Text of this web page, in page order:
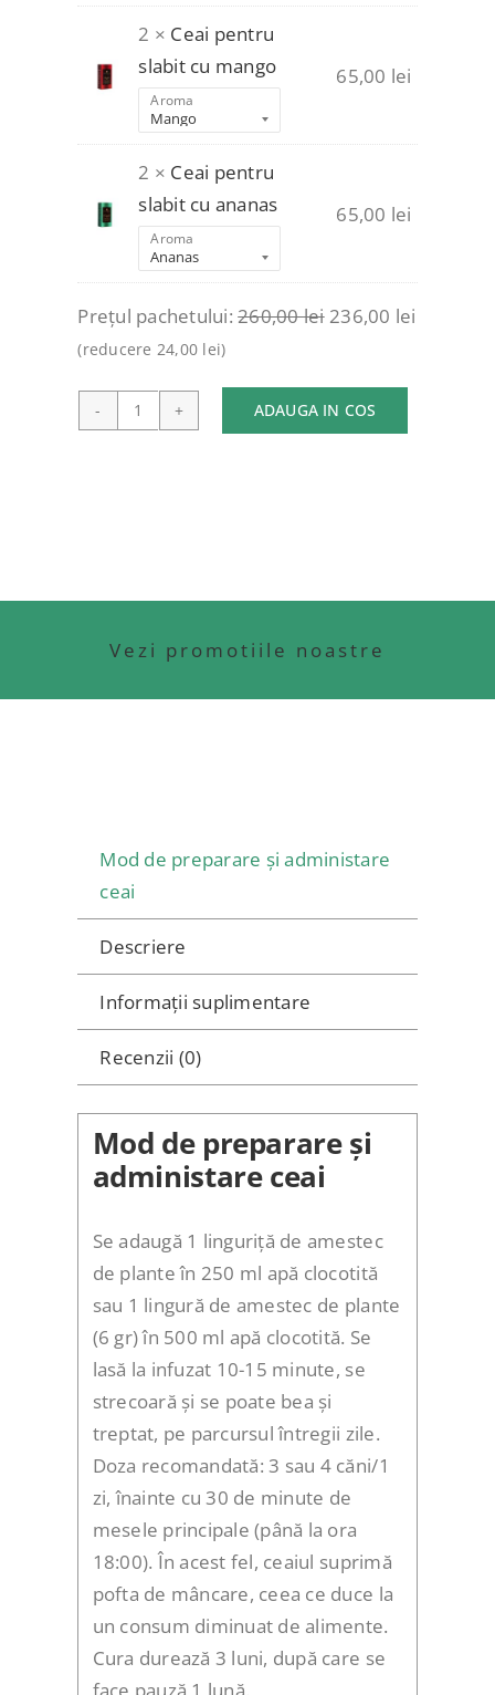
2 × Ceai pentru
slabit cu mango
Aroma
65,00 lei
2 × Ceai pentru
slabit cu ananas
Aroma
65,00 lei
Prețul pachetului: 260,00lei 236,00 lei
(reducere 24,00 lei)
Cantitate
ADAUGA IN COS
Vezi promotiile noastre
Mod de preparare și administare
ceai
Descriere
Informații suplimentare
Recenzii (0)
Mod de preparare și
administare ceai
Se adaugă 1 linguriță de amestec
de plante în 250 ml apă clocotită
sau 1 lingură de amestec de plante
(6 gr) în 500 ml apă clocotită. Se
lasă la infuzat 10-15 minute, se
strecoară și se poate bea și
treptat, pe parcursul întregii zile.
Doza recomandată: 3 sau 4 căni/1
zi, înainte cu 30 de minute de
mesele principale (până la ora
18:00). În acest fel, ceaiul suprimă
pofta de mâncare, ceea ce duce la
un consum diminuat de alimente.
Cura durează 3 luni, după care se